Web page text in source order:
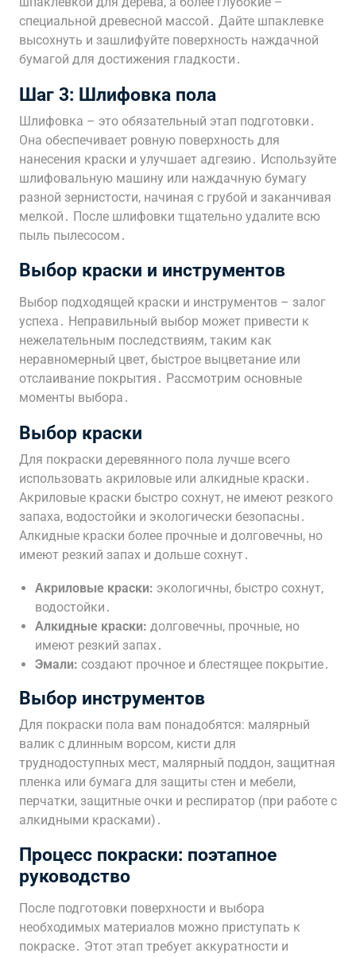
специальной древесной массой․ Дайте шпаклевке
высохнуть и зашлифуйте поверхность наждачной
бумагой для достижения гладкости․
Шаг 3: Шлифовка пола
Шлифовка – это обязательный этап подготовки․
Она обеспечивает ровную поверхность для
нанесения краски и улучшает адгезию․ Используйте
шлифовальную машину или наждачную бумагу
разной зернистости, начиная с грубой и заканчивая
мелкой․ После шлифовки тщательно удалите всю
пыль пылесосом․
Выбор краски и инструментов
Выбор подходящей краски и инструментов – залог
успеха․ Неправильный выбор может привести к
нежелательным последствиям, таким как
неравномерный цвет, быстрое выцветание или
отслаивание покрытия․ Рассмотрим основные
моменты выбора․
Выбор краски
Для покраски деревянного пола лучше всего
использовать акриловые или алкидные краски․
Акриловые краски быстро сохнут, не имеют резкого
запаха, водостойки и экологически безопасны․
Алкидные краски более прочные и долговечны, но
имеют резкий запах и дольше сохнут․
Акриловые краски: экологичны, быстро сохнут,
водостойки․
Алкидные краски: долговечны, прочные, но
имеют резкий запах․
Эмали: создают прочное и блестящее покрытие․
Выбор инструментов
Для покраски пола вам понадобятся: малярный
валик с длинным ворсом, кисти для
труднодоступных мест, малярный поддон, защитная
пленка или бумага для защиты стен и мебели,
перчатки, защитные очки и респиратор (при работе с
алкидными красками)․
Процесс покраски: поэтапное
руководство
После подготовки поверхности и выбора
необходимых материалов можно приступать к
покраске․ Этот этап требует аккуратности и